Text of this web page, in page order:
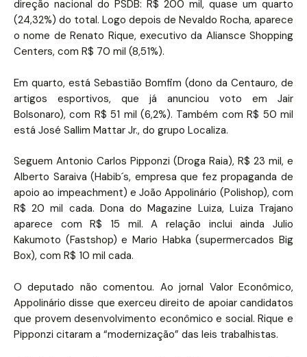
direção nacional do PSDB: R$ 200 mil, quase um quarto
(24,32%) do total. Logo depois de Nevaldo Rocha, aparece
o nome de Renato Rique, executivo da Aliansce Shopping
Centers, com R$ 70 mil (8,51%).
Em quarto, está Sebastião Bomfim (dono da Centauro, de
artigos esportivos, que já anunciou voto em Jair
Bolsonaro), com R$ 51 mil (6,2%). Também com R$ 50 mil
está José Sallim Mattar Jr., do grupo Localiza.
Seguem Antonio Carlos Pipponzi (Droga Raia), R$ 23 mil, e
Alberto Saraiva (Habib´s, empresa que fez propaganda de
apoio ao impeachment) e João Appolinário (Polishop), com
R$ 20 mil cada. Dona do Magazine Luiza, Luiza Trajano
aparece com R$ 15 mil. A relação inclui ainda Julio
Kakumoto (Fastshop) e Mario Habka (supermercados Big
Box), com R$ 10 mil cada.
O deputado não comentou. Ao jornal Valor Econômico,
Appolinário disse que exerceu direito de apoiar candidatos
que provem desenvolvimento econômico e social. Rique e
Pipponzi citaram a “modernização” das leis trabalhistas.